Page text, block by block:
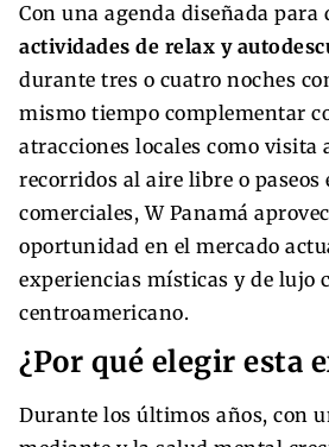
Con una agenda diseñada
actividades de relax y
durante tres o cuatro noches
mismo tiempo complementar
atracciones locales como visita
recorridos al aire libre o paseos
comerciales, W Panamá
oportunidad en el mercado
experiencias místicas y de lujo
centroamericano.
¿Por qué elegir esta
Durante los últimos años, con